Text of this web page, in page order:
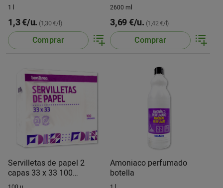
1 l
1,3 €/u. (1,30 €/l)
Comprar
2600 ml
3,69 €/u. (1,42 €/l)
Comprar
Servilletas de papel 2
capas 33 x 33 100
servilletas
Amoniaco perfumado
botella